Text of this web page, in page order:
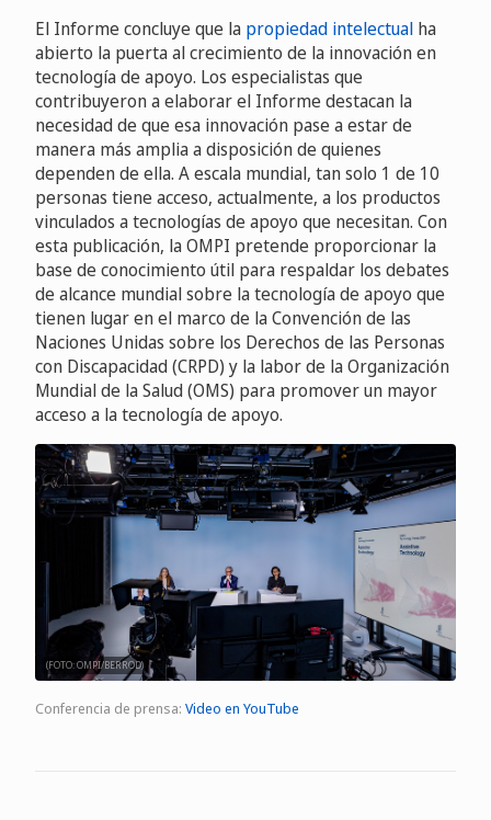
El Informe concluye que la propiedad intelectual ha
abierto la puerta al crecimiento de la innovación en
tecnología de apoyo. Los especialistas que
contribuyeron a elaborar el Informe destacan la
necesidad de que esa innovación pase a estar de
manera más amplia a disposición de quienes
dependen de ella. A escala mundial, tan solo 1 de 10
personas tiene acceso, actualmente, a los productos
vinculados a tecnologías de apoyo que necesitan. Con
esta publicación, la OMPI pretende proporcionar la
base de conocimiento útil para respaldar los debates
de alcance mundial sobre la tecnología de apoyo que
tienen lugar en el marco de la Convención de las
Naciones Unidas sobre los Derechos de las Personas
con Discapacidad (CRPD) y la labor de la Organización
Mundial de la Salud (OMS) para promover un mayor
acceso a la tecnología de apoyo.
(FOTO: OMPI/BERROD)
Conferencia de prensa: Video en YouTube